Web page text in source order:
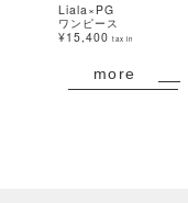
Liala×PG
ワンピース
¥15,400 tax in
more